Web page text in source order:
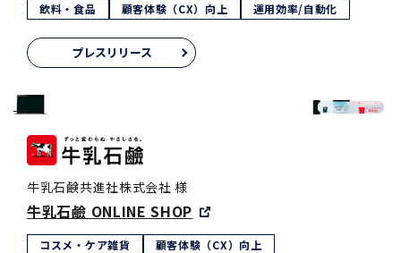
飲料・食品 顧客体験（CX）向上 運用効率/自動化
プレスリリース
牛乳石鹸共進社株式会社 様
牛乳石鹼 ONLINE SHOP
コスメ・ケア雑貨
顧客体験（CX）向上